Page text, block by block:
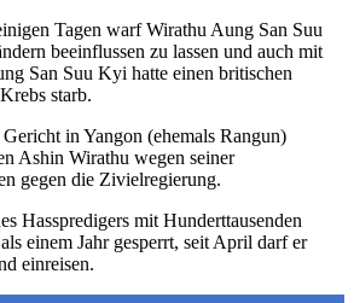
Tagen warf Wirathu Aung San Suu
beeinflussen zu lassen und auch mit
San Suu Kyi hatte einen britischen
starb.
in Yangon (ehemals Rangun)
Ashin Wirathu wegen seiner
gegen die Zivielregierung.
Hasspredigers mit Hunderttausenden
einem Jahr gesperrt, seit April darf er
einreisen.